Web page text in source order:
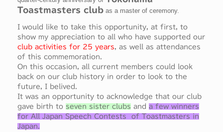
Toastmasters club as a master of ceremony.
I would like to take this opportunity, at first, to
show my appreciation to all who have supported our
club activities for 25 years, as well as attendances
of this commemoration.
On this occasion, all current members could look
back on our club history in order to look to the
future, I belived.
It was an opportunity to acknowledge that our club
gave birth to seven sister clubs and a few winners
for All Japan Speech Contests of Toastmasters in
Japan.